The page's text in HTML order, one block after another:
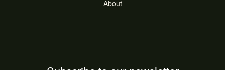
About